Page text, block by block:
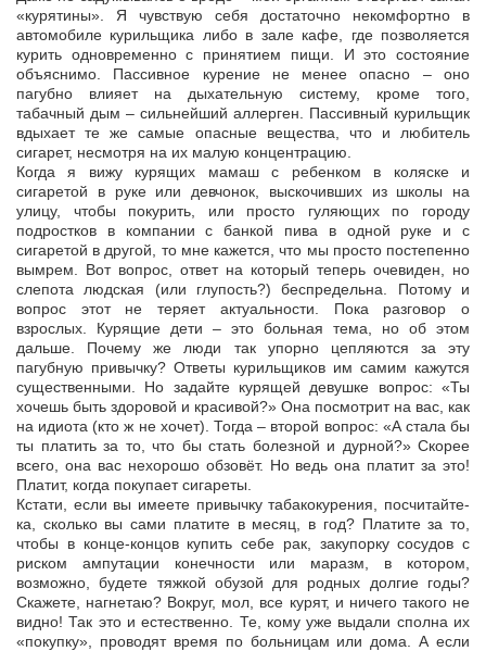
«курятины». Я чувствую себя достаточно некомфортно в
автомобиле курильщика либо в зале кафе, где позволяется
курить одновременно с принятием пищи. И это состояние
объяснимо. Пассивное курение не менее опасно – оно
пагубно влияет на дыхательную систему, кроме того,
табачный дым – сильнейший аллерген. Пассивный курильщик
вдыхает те же самые опасные вещества, что и любитель
сигарет, несмотря на их малую концентрацию.
Когда я вижу курящих мамаш с ребенком в коляске и
сигаретой в руке или девчонок, выскочивших из школы на
улицу, чтобы покурить, или просто гуляющих по городу
подростков в компании с банкой пива в одной руке и с
сигаретой в другой, то мне кажется, что мы просто постепенно
вымрем. Вот вопрос, ответ на который теперь очевиден, но
слепота людская (или глупость?) беспредельна. Потому и
вопрос этот не теряет актуальности. Пока разговор о
взрослых. Курящие дети – это больная тема, но об этом
дальше. Почему же люди так упорно цепляются за эту
пагубную привычку? Ответы курильщиков им самим кажутся
существенными. Но задайте курящей девушке вопрос: «Ты
хочешь быть здоровой и красивой?» Она посмотрит на вас, как
на идиота (кто ж не хочет). Тогда – второй вопрос: «А стала бы
ты платить за то, что бы стать болезной и дурной?» Скорее
всего, она вас нехорошо обзовёт. Но ведь она платит за это!
Платит, когда покупает сигареты.
Кстати, если вы имеете привычку табакокурения, посчитайте-
ка, сколько вы сами платите в месяц, в год? Платите за то,
чтобы в конце-концов купить себе рак, закупорку сосудов с
риском ампутации конечности или маразм, в котором,
возможно, будете тяжкой обузой для родных долгие годы?
Скажете, нагнетаю? Вокруг, мол, все курят, и ничего такого не
видно! Так это и естественно. Те, кому уже выдали сполна их
«покупку», проводят время по больницам или дома. А если